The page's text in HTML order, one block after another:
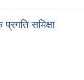
समिक्षा